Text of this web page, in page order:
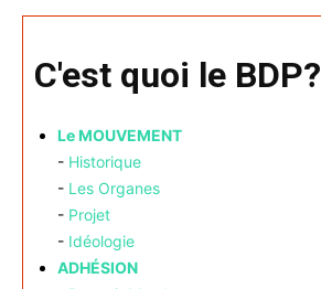
C'est quoi le BDP?
Le MOUVEMENT
- Historique
- Les Organes
- Projet
- Idéologie
ADHÉSION